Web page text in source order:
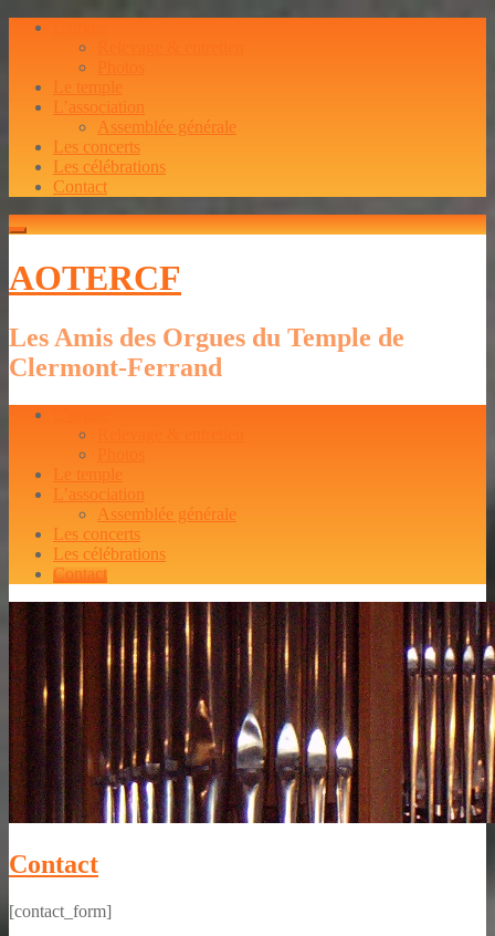
Le temple
L’association
Assemblée générale
Les concerts
Les célébrations
Contact
AOTERCF
Les Amis des Orgues du Temple de
Clermont-Ferrand
Le temple
L’association
Assemblée générale
Les concerts
Les célébrations
Contact
Contact
[contact_form]